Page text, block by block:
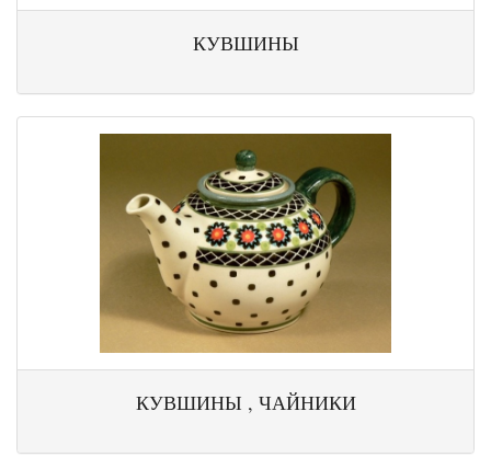
КУВШИНЫ
КУВШИНЫ , ЧАЙНИКИ